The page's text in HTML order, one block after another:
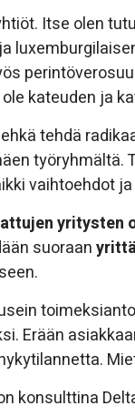
Itse olen
ja
kateuden ja
tehdä
vaihtoehdot
yritysten
suoraan
Erään
konsulttina